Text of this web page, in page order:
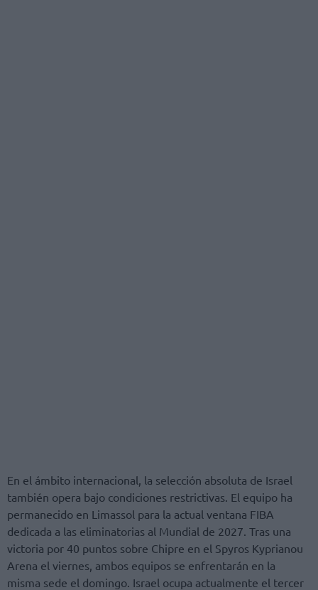
En el ámbito internacional, la selección absoluta de Israel
también opera bajo condiciones restrictivas. El equipo ha
permanecido en Limassol para la actual ventana FIBA ​​
dedicada a las eliminatorias al Mundial de 2027. Tras una
victoria por 40 puntos sobre Chipre en el Spyros Kyprianou
Arena el viernes, ambos equipos se enfrentarán en la
misma sede el domingo. Israel ocupa actualmente el tercer